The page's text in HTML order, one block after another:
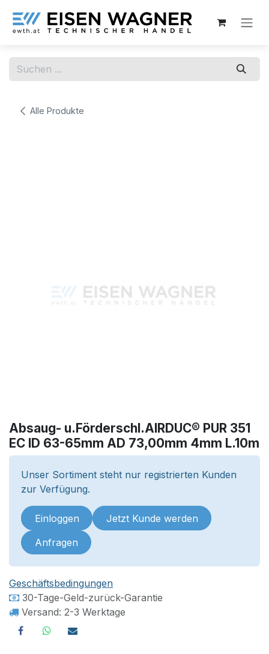
Alle Produkte
Absaug- u.Förderschl.AIRDUC® PUR 351
EC ID 63-65mm AD 73,00mm 4mm L.10m
Unser Sortiment steht nur registrierten Kunden
zur Verfügung.
Einloggen Jetzt Kunde werden
Anfragen
Geschäftsbedingungen
30-Tage-Geld-zurück-Garantie
Versand: 2-3 Werktage